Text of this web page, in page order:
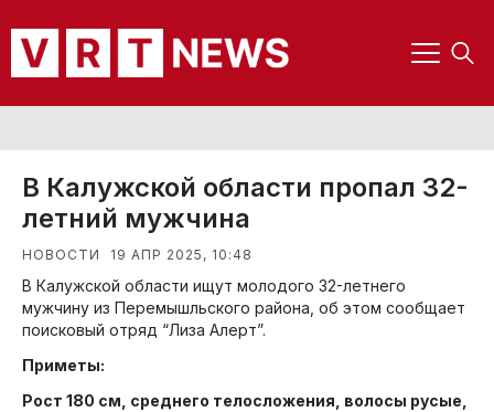
В Калужской области пропал 32-
летний мужчина
НОВОСТИ 19 АПР 2025, 10:48
В Калужской области ищут молодого 32-летнего
мужчину из Перемышльского района, об этом сообщает
поисковый отряд “Лиза Алерт”.
Приметы:
Рост 180 см, среднего телосложения, волосы русые,